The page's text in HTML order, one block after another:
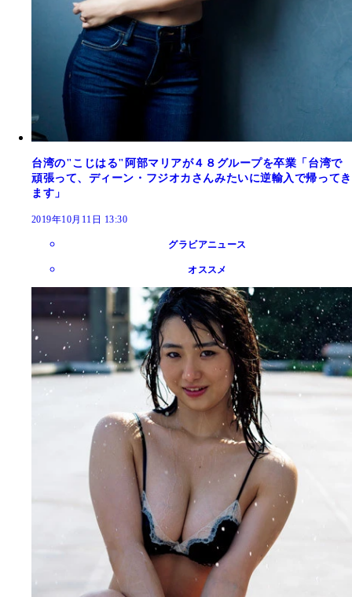
台湾の"こじはる"阿部マリアが４８グループを卒業「台湾で
頑張って、ディーン・フジオカさんみたいに逆輸入で帰ってき
ます」
2019年10月11日 13:30
グラビアニュース
オススメ